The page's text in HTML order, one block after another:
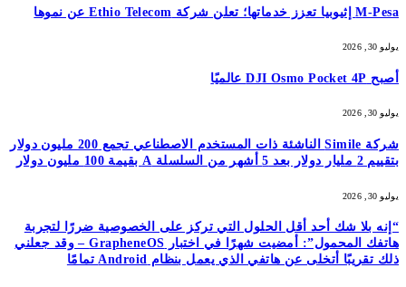
M-Pesa إثيوبيا تعزز خدماتها؛ تعلن شركة Ethio Telecom عن نموها
يوليو 30, 2026
أصبح DJI Osmo Pocket 4P عالميًا
يوليو 30, 2026
شركة Simile الناشئة ذات المستخدم الاصطناعي تجمع 200 مليون دولار
بتقييم 2 مليار دولار بعد 5 أشهر من السلسلة A بقيمة 100 مليون دولار
يوليو 30, 2026
“إنه بلا شك أحد أقل الحلول التي تركز على الخصوصية ضررًا لتجربة
هاتفك المحمول”: أمضيت شهرًا في اختبار GrapheneOS – وقد جعلني
ذلك تقريبًا أتخلى عن هاتفي الذي يعمل بنظام Android تمامًا